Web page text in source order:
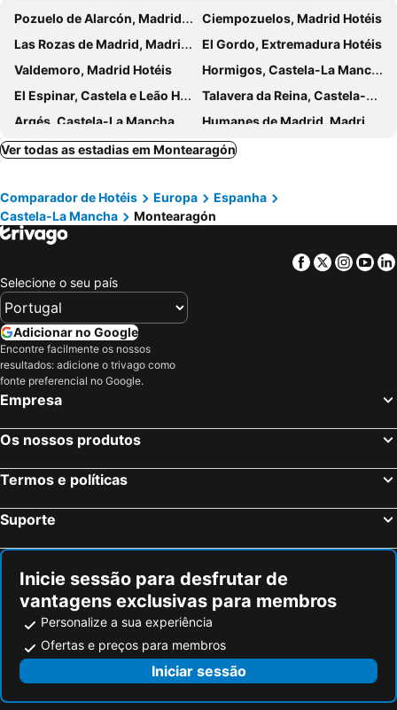
Pozuelo de Alarcón, Madrid Hotéis
Ciempozuelos, Madrid Hotéis
Las Rozas de Madrid, Madrid Hotéis
El Gordo, Extremadura Hotéis
Valdemoro, Madrid Hotéis
Hormigos, Castela-La Mancha Hotéis
El Espinar, Castela e Leão Hotéis
Talavera da Reina, Castela-La Mancha Hotéis
Argés, Castela-La Mancha Hotéis
Humanes de Madrid, Madrid Hotéis
Nambroca, Castela-La Mancha Hotéis
Brunete, Madrid Hotéis
El Barco de Ávila, Castela e Leão Hotéis
Collado Villalba, Madrid Hotéis
Boadilla del Monte, Madrid Hotéis
Móstoles, Madrid Hotéis
Mocejón, Castela-La Mancha Hotéis
Ciudad Real, Castela-La Mancha Hotéis
Aranjuez, Madrid Hotéis
Chinchón, Madrid Hotéis
Santa Cruz de Mudela, Castela-La Mancha Hotéis
Manzanares, Castela-La Mancha Hotéis
Islantilla, Andaluzia Hotéis
Benidorm, Valência Hotéis
Barcelona, Catalunha Hotéis
Vigo, Galiza Hotéis
Isla Canela, Andaluzia Hotéis
Ver todas as estadias em Montearagón
Comparador de Hotéis Europa
Espanha
Castela-La Mancha
Montearagón
Facebook
Twitter
Selecione o seu país
Adicionar no Google
Encontre facilmente os nossos
resultados: adicione o trivago como
fonte preferencial no Google.
Empresa
Os nossos produtos
Termos e políticas
Suporte
Inicie sessão para desfrutar de
vantagens exclusivas para membros
Personalize a sua experiência
Ofertas e preços para membros
Iniciar sessão